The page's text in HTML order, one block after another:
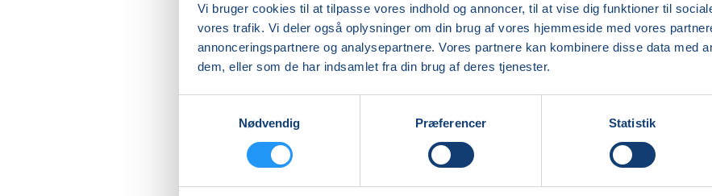
Vi bruger cookies til at tilpasse vores indhold og annoncer, til at vise dig funktioner til
vores trafik. Vi deler også oplysninger om din brug af vores hjemmeside med vores
annonceringspartnere og analysepartnere. Vores partnere kan kombinere disse data med
dem, eller som de har indsamlet fra din brug af deres tjenester.
Nødvendig
Præferencer Statistik
Indlæser frie pladser...
Betal med
DKK 275,00